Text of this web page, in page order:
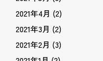
2021年4月 (2)
2021年3月 (2)
2021年2月 (3)